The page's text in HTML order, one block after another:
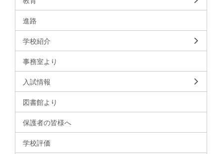
進路
学校紹介
事務室より
入試情報
図書館より
保護者の皆様へ
学校評価